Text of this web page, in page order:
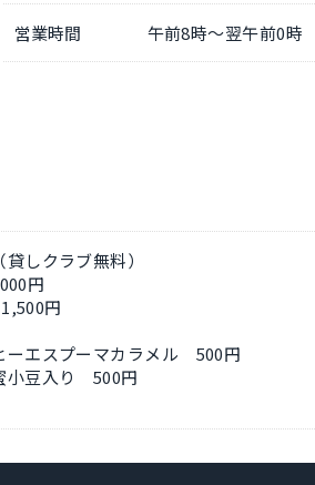
営業時間 午前8時～翌午前0時
しクラブ無料）
円
円
ーエスプーマカラメル 500円
小豆入り 500円